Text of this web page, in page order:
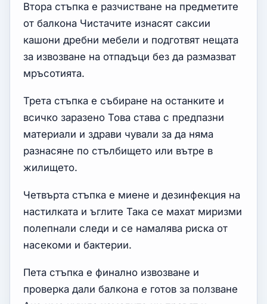
Втора стъпка е разчистване на предметите
от балкона Чистачите изнасят саксии
кашони дребни мебели и подготвят нещата
за извозване на отпадъци без да размазват
мръсотията.
Трета стъпка е събиране на останките и
всичко заразено Това става с предпазни
материали и здрави чували за да няма
разнасяне по стълбището или вътре в
жилището.
Четвърта стъпка е миене и дезинфекция на
настилката и ъглите Така се махат миризми
полепнали следи и се намалява риска от
насекоми и бактерии.
Пета стъпка е финално извозване и
проверка дали балкона е готов за ползване